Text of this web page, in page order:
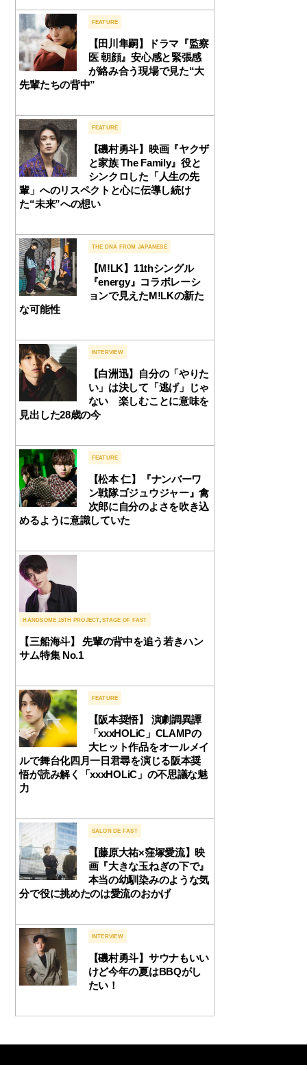
FEATURE
【田川隼嗣】ドラマ『監察
医 朝顔』安心感と緊張感
が絡み合う現場で見た“大
先輩たちの背中”
FEATURE
【磯村勇斗】映画『ヤクザ
と家族 The Family』役と
シンクロした「人生の先
輩」へのリスペクトと心に伝導し続け
た“未来”への想い
THE DNA FROM JAPANESE
【M!LK】11thシングル
『energy』コラボレーシ
ョンで見えたM!LKの新た
な可能性
INTERVIEW
【白洲迅】自分の「やりた
い」は決して「逃げ」じゃ
ない 楽しむことに意味を
見出した28歳の今
FEATURE
【松本 仁】『ナンバーワ
ン戦隊ゴジュウジャー』禽
次郎に自分のよさを吹き込
めるように意識していた
HANDSOME 15TH PROJECT, STAGE OF FAST
【三船海斗】 先輩の背中を追う若きハン
サム特集 No.1
FEATURE
【阪本奨悟】 演劇調異譚
「xxxHOLiC」CLAMPの
大ヒット作品をオールメイ
ルで舞台化四月一日君尋を演じる阪本奨
悟が読み解く「xxxHOLiC」の不思議な魅
力
SALON DE FAST
【藤原大祐×窪塚愛流】映
画『大きな玉ねぎの下で』
本当の幼馴染みのような気
分で役に挑めたのは愛流のおかげ
INTERVIEW
【磯村勇斗】サウナもいい
けど今年の夏はBBQがし
たい！